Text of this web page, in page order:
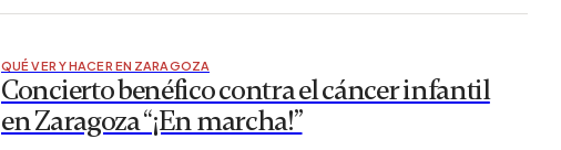
QUÉ VER Y HACER EN ZARAGOZA
Concierto benéfico contra el cáncer infantil
en Zaragoza “¡En marcha!”